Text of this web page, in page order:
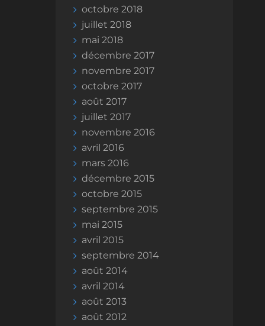
octobre 2018
juillet 2018
mai 2018
décembre 2017
novembre 2017
octobre 2017
août 2017
juillet 2017
novembre 2016
avril 2016
mars 2016
décembre 2015
octobre 2015
septembre 2015
mai 2015
avril 2015
septembre 2014
août 2014
avril 2014
août 2013
août 2012